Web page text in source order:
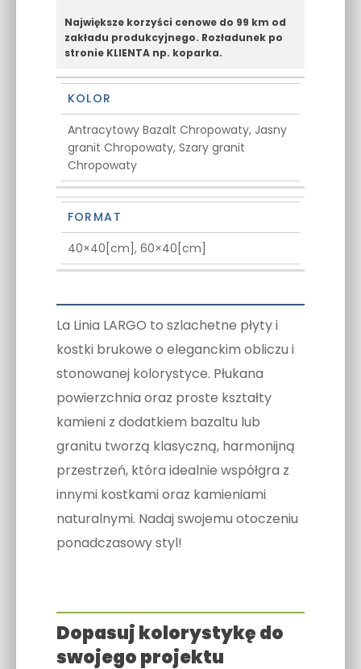
Największe korzyści cenowe do 99 km od
zakładu produkcyjnego. Rozładunek po
stronie KLIENTA np. koparka.
KOLOR
Antracytowy Bazalt Chropowaty, Jasny
granit Chropowaty, Szary granit
Chropowaty
FORMAT
40×40[cm], 60×40[cm]
La Linia LARGO to szlachetne płyty i
kostki brukowe o eleganckim obliczu i
stonowanej kolorystyce. Płukana
powierzchnia oraz proste kształty
kamieni z dodatkiem bazaltu lub
granitu tworzą klasyczną, harmonijną
przestrzeń, która idealnie współgra z
innymi kostkami oraz kamieniami
naturalnymi. Nadaj swojemu otoczeniu
ponadczasowy styl!
Dopasuj kolorystykę do
swojego projektu